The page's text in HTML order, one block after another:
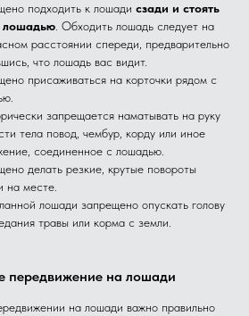
подходить к лошади сзади и стоять
лошадью. Обходить лошадь следует на
расстоянии спереди, предварительно
что лошадь вас видит.
присаживаться на корточки рядом с
запрещается наматывать на руку
тела повод, чембур, корду или иное
соединенное с лошадью.
делать резкие, крутые повороты
на месте.
лошади запрещено опускать голову
травы или корма с земли.
передвижение на лошади
на лошади важно правильно